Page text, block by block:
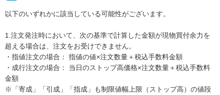
以下のいずれかに該当している可能性がございます。
1.注文発注時において、次の基準で計算した金額が現物買付余力を
超える場合は、注文をお受けできません。
・指値注文の場合： 指値の値×注文数量＋税込手数料金額
・成行注文の場合： 当日のストップ高価格×注文数量＋税込手数料
金額
※「寄成」「引成」「指成」も制限値幅上限（ストップ高）の値段